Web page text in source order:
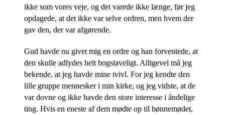
ikke som vores veje, og det varede ikke længe, før jeg
opdagede, at det ikke var selve ordren, men hvem der
gav den, der var afgørende.
Gud havde nu givet mig en ordre og han forventede, at
den skulle adlydes helt bogstaveligt. Alligevel må jeg
bekende, at jeg havde mine tvivl. For jeg kendte den
lille gruppe mennesker i min kirke, og jeg vidste, at de
var dovne og ikke havde den store interesse i åndelige
ting. Hvis en eneste af dem mødte op til bønnemødet,